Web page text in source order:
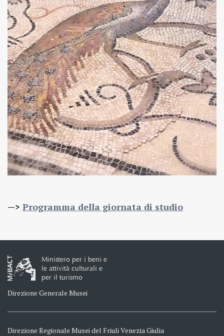
—> Programma della giornata di studio
Ministero per i beni e
le attività culturali e
per il turismo
Direzione Generale Musei
Direzione Regionale Musei del Friuli Venezia Giulia